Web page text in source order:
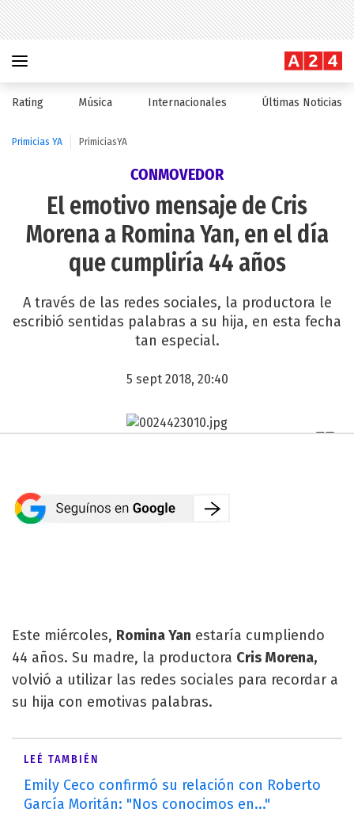
Rating Música Internacionales Últimas Noticias
Primicias YA PrimiciasYA
CONMOVEDOR
El emotivo mensaje de Cris
Morena a Romina Yan, en el día
que cumpliría 44 años
A través de las redes sociales, la productora le
escribió sentidas palabras a su hija, en esta fecha
tan especial.
5 sept 2018, 20:40
Este miércoles, Romina Yan estaría cumpliendo
44 años. Su madre, la productora Cris Morena,
volvió a utilizar las redes sociales para recordar a
su hija con emotivas palabras.
LEÉ TAMBIÉN
Emily Ceco confirmó su relación con Roberto
García Moritán: "Nos conocimos en..."